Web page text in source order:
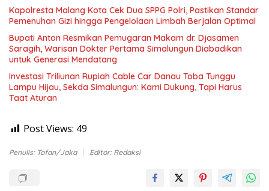
Kapolresta Malang Kota Cek Dua SPPG Polri, Pastikan Standar
Pemenuhan Gizi hingga Pengelolaan Limbah Berjalan Optimal
Bupati Anton Resmikan Pemugaran Makam dr. Djasamen
Saragih, Warisan Dokter Pertama Simalungun Diabadikan
untuk Generasi Mendatang
Investasi Triliunan Rupiah Cable Car Danau Toba Tunggu
Lampu Hijau, Sekda Simalungun: Kami Dukung, Tapi Harus
Taat Aturan
Post Views: 49
Penulis: Tofan/Jaka Editor: Redaksi